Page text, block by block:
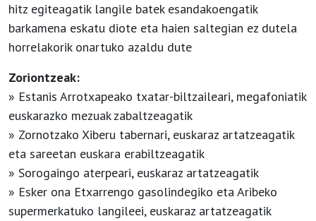
hitz egiteagatik langile batek esandakoengatik
barkamena eskatu diote eta haien saltegian ez dutela
horrelakorik onartuko azaldu dute
Zoriontzeak:
» Estanis Arrotxapeako txatar-biltzaileari, megafoniatik
euskarazko mezuak zabaltzeagatik
» Zornotzako Xiberu tabernari, euskaraz artatzeagatik
eta sareetan euskara erabiltzeagatik
» Sorogaingo aterpeari, euskaraz artatzeagatik
» Esker ona Etxarrengo gasolindegiko eta Aribeko
supermerkatuko langileei, euskaraz artatzeagatik